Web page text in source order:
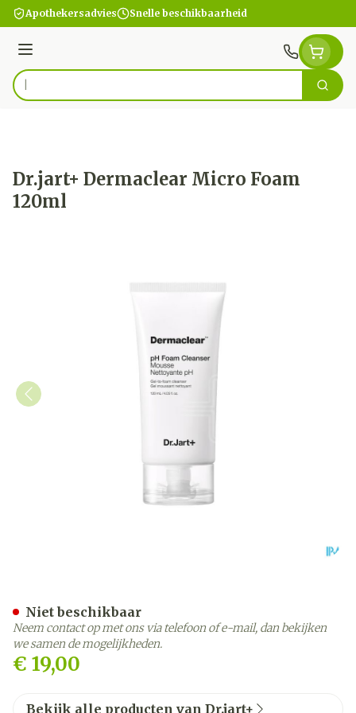
Ga naar de inhoud
Apothekersadvies Snelle beschikbaarheid
Menu
Product, merk, categorie... Zoek
Dr.jart+ Dermaclear Micro Foam
120ml
€ 19,00
Niet beschikbaar
Neem contact op met ons via telefoon of e-mail, dan bekijken
we samen de mogelijkheden.
Bekijk alle producten van Dr.jart+